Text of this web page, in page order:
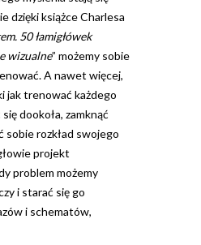
dzięki książce Charlesa
50 łamigłówek
wizualne” możemy sobie
A nawet więcej,
jak trenować każdego
dookoła, zamknąć
sobie rozkład swojego
projekt
problem możemy
i starać się go
i schematów,